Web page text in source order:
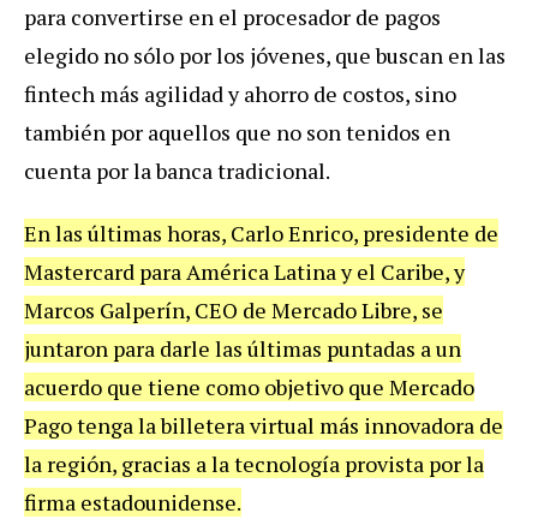
para convertirse en el procesador de pagos
elegido no sólo porlos jóvenes, que buscan enlas
fintech más agilidady ahorro de costos, sino
también por aquellos que no sontenidos en
cuenta porlabancatradicional.
Enlas últimas horas, CarloEnrico, presidente de
Mastercard paraAméricaLatinay el Caribe,y
Marcos Galperín, CEO de MercadoLibre, se
juntaron para darle las últimas puntadas aun
acuerdo que tiene como objetivo que Mercado
Pagotengalabilleteravirtual más innovadora de
la región, gracias alatecnología provista porla
firma estadounidense.